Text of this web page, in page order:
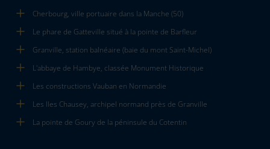
Cherbourg, ville portuaire dans la Manche (50)
Le phare de Gatteville situé à la pointe de Barfleur
Granville, station balnéaire (baie du mont Saint-Michel)
L'abbaye de Hambye, classée Monument Historique
Les constructions Vauban en Normandie
Les Iles Chausey, archipel normand près de Granville
La pointe de Goury de la péninsule du Cotentin